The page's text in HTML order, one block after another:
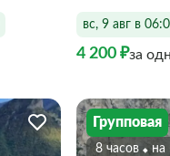
вс, 9 авг в
4 200 ₽за
Групповая
8 часов